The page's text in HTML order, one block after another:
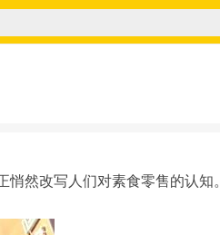
然改写人们对素食零售的认知。